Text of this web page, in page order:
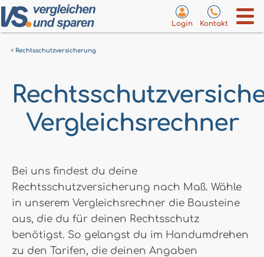
Login Kontakt
Rechtsschutzversicherung
Vergleichsrechner
Bei uns findest du deine
Rechtsschutzversicherung nach Maß. Wähle
in unserem Vergleichsrechner die Bausteine
aus, die du für deinen Rechtsschutz
benötigst. So gelangst du im Handumdrehen
zu den Tarifen, die deinen Angaben